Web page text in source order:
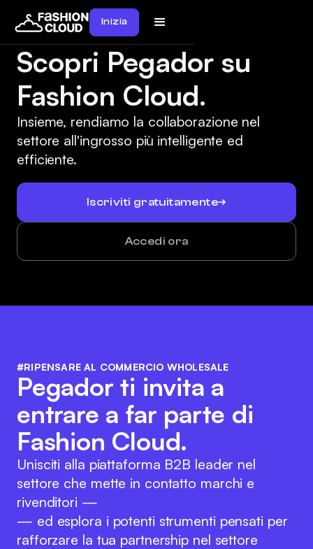
Inizia
Scopri Pegador su
Fashion Cloud.
Insieme, rendiamo la collaborazione nel
settore all'ingrosso più intelligente ed
efficiente.
Iscriviti gratuitamente
Accedi ora
#RIPENSARE AL COMMERCIO WHOLESALE
Pegador ti invita a
entrare a far parte di
Fashion Cloud.
Unisciti alla piattaforma B2B leader nel
settore che mette in contatto marchi e
rivenditori —
— ed esplora i potenti strumenti pensati per
rafforzare la tua partnership nel settore